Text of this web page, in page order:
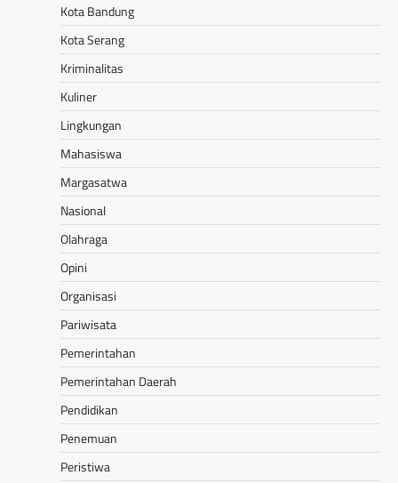
Kota Bandung
Kota Serang
Kriminalitas
Kuliner
Lingkungan
Mahasiswa
Margasatwa
Nasional
Olahraga
Opini
Organisasi
Pariwisata
Pemerintahan
Pemerintahan Daerah
Pendidikan
Penemuan
Peristiwa